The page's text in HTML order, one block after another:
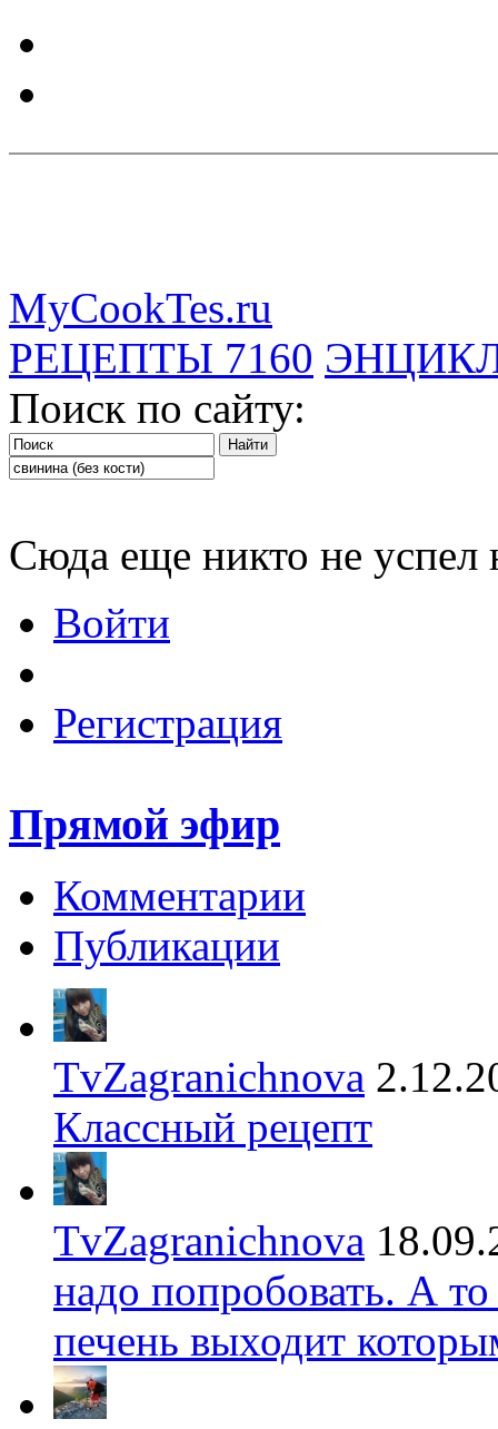
MyCookTes.ru
РЕЦЕПТЫ 7160
Поиск по сайту:
Сюда еще никто не успел
Войти
Регистрация
Прямой эфир
Комментарии
Публикации
TvZagranichnova
Классный рецепт
TvZagranichnova
надо попробовать. А
печень выходит